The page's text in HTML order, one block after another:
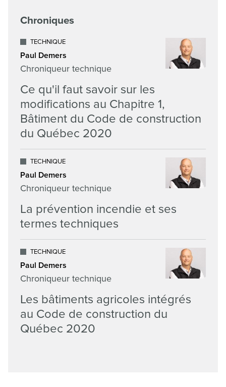
Chroniques
TECHNIQUE
Paul Demers
Chroniqueur technique
Ce qu'il faut savoir sur les
modifications au Chapitre 1,
Bâtiment du Code de construction
du Québec 2020
TECHNIQUE
Paul Demers
Chroniqueur technique
La prévention incendie et ses
termes techniques
TECHNIQUE
Paul Demers
Chroniqueur technique
Les bâtiments agricoles intégrés
au Code de construction du
Québec 2020